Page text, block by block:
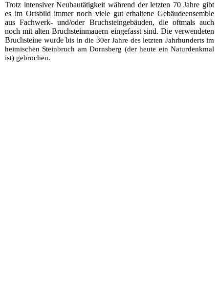
Trotz intensiver Neubautätigkeit während der letzten 70 Jahre gibt
es im Ortsbild immer noch viele gut erhaltene Gebäudeensemble
aus Fachwerk- und/oder Bruchsteingebäuden, die oftmals auch
noch mit alten Bruchsteinmauern eingefasst sind. Die verwendeten
Bruchsteine wurde bis in die 30er Jahre des letzten Jahrhunderts im
heimischen Steinbruch am Dornsberg (der heute ein Naturdenkmal
ist) gebrochen.